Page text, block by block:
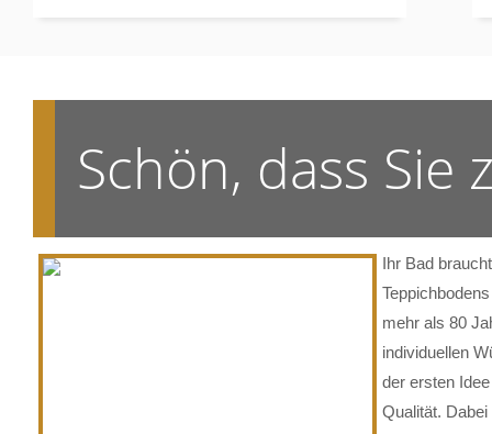
Schön, dass
Ihr Bad
mehr als 80
individuellen
der ersten
Qualität.